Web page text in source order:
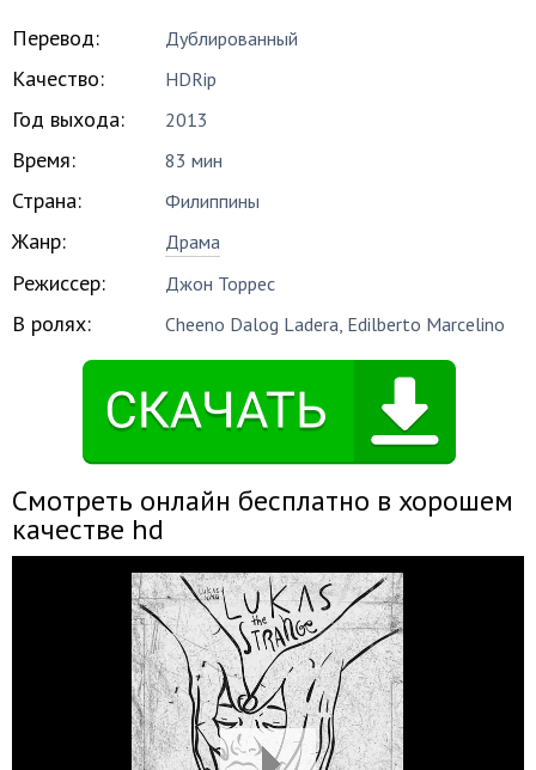
Перевод: Дублированный
Качество: HDRip
Год выхода: 2013
Время: 83 мин
Страна: Филиппины
Жанр: Драма
Режиссер: Джон Торрес
В ролях: Cheeno Dalog Ladera, Edilberto Marcelino
Смотреть онлайн бесплатно в хорошем
качестве hd